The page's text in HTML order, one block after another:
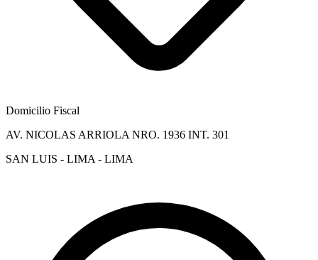
Domicilio Fiscal
AV. NICOLAS ARRIOLA NRO. 1936 INT. 301
SAN LUIS - LIMA - LIMA